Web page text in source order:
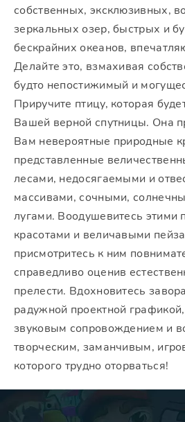
собственных, эксклюзивных,
зеркальных озер, быстрых и
бескрайних океанов,
Делайте это, взмахивая
будто непостижимый и
Приручите птицу, которая
Вашей верной спутницы. Она
Вам невероятные природные
представленные
лесами, недосягаемыми и
массивами, сочными,
лугами. Воодушевитесь этими
красотами и величавыми
присмотритесь к ним
справедливо оценив
прелести. Вдохновитесь
радужной проектной
звуковым сопровождением и
творческим, заманчивым,
которого трудно оторваться!